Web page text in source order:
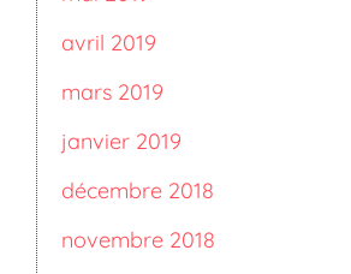
avril 2019
mars 2019
janvier 2019
décembre 2018
novembre 2018